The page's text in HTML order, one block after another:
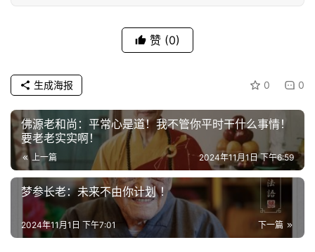
专
益
慈
善
佛
教
人
登录 注册
赞 (0)
0 0
生成海报
佛源老和尚：平常心是道！我不管你平时干什么事情！
要老老实实啊！
上一篇 2024年11月1日 下午6:59
梦参长老：未来不由你计划 ！
下一篇
2024年11月1日 下午7:01